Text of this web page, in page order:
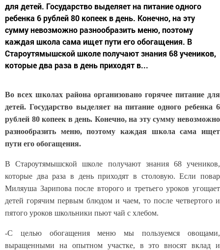
для детей. Государство выделяет на питание одного
ребенка 6 рублей 80 копеек в день. Конечно, на эту
сумму невозможно разнообразить меню, поэтому
каждая школа сама ищет пути его обогащения. В
Староутямышской школе получают знания 68 учеников,
которые два раза в день приходят в...
Во всех школах района организовано горячее питание для
детей. Государство выделяет на питание одного ребенка 6
рублей 80 копеек в день. Конечно, на эту сумму невозможно
разнообразить меню, поэтому каждая школа сама ищет
пути его обогащения.
В Староутямышской школе получают знания 68 учеников,
которые два раза в день приходят в столовую. Если повар
Миляуша Зарипова после второго и третьего уроков угощает
детей горячим первым блюдом и чаем, то после четвертого и
пятого уроков школьники пьют чай с хлебом.
-С целью обогащения меню мы пользуемся овощами,
выращенными на опытном участке, в это вносят вклад и